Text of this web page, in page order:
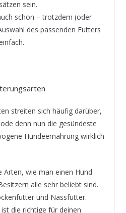
sein.
schon – trotzdem (oder
des passenden Futters
streiten sich häufig darüber,
denn nun die gesündeste
Hundeernährung wirklich
Arten, wie man einen Hund
alle sehr beliebt sind.
und Nassfutter.
die richtige für deinen